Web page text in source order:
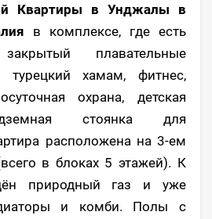
Квартиры в Унджалы в
в комплексе, где есть
плавательные
турецкий хамам, фитнес,
охрана, детская
стоянка для
расположена на 3-ем
в блоках 5 этажей). К
природный газ и уже
и комби. Полы с